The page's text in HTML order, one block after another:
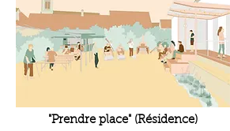
"Prendre place" (Résidence)